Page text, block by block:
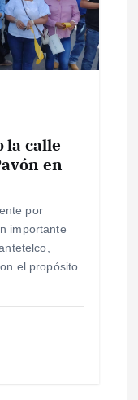
la calle
en
por
importante
el propósito